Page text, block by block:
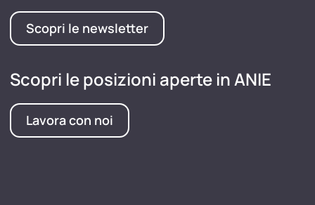
Scopri le newsletter
Scopri le posizioni aperte in ANIE
Lavora con noi